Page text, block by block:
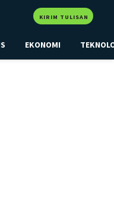
KIRIM TULISAN
EKONOMI